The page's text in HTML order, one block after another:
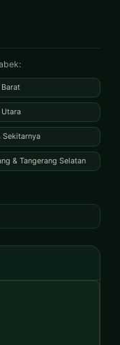
Sekitarnya
& Tangerang Selatan